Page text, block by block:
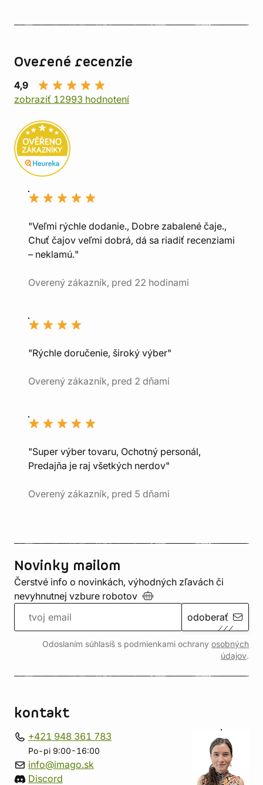
Overené recenzie
4,9
zobraziť 12993 hodnotení
"Veľmi rýchle dodanie., Dobre zabalené čaje.,
Chuť čajov veľmi dobrá, dá sa riadiť recenziami
– neklamú."
Overený zákazník, pred 22 hodinami
"Rýchle doručenie, široký výber"
Overený zákazník, pred 2 dňami
"Super výber tovaru, Ochotný personál,
Predajňa je raj všetkých nerdov"
Overený zákazník, pred 5 dňami
Novinky mailom
Čerstvé info o novinkách, výhodných zľavách či
nevyhnutnej vzbure robotov
odoberať
Odoslaním súhlasíš s podmienkami ochrany osobných
údajov.
kontakt
+421 948 361 783
Po-pi 9:00-16:00
info@imago.sk
Discord